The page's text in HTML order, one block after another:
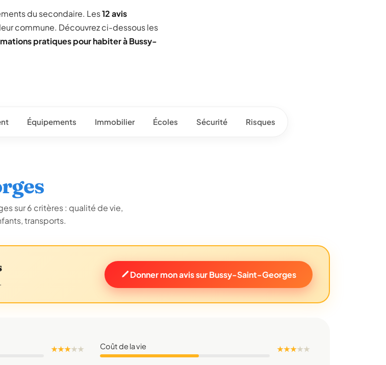
du secondaire. Les12 avis
commune. Découvrez ci-dessous les
pratiques pour habiter à Bussy-
Équipements Immobilier Écoles Sécurité Risques
sur 6 critères : qualité de vie,
transports.
Donner mon avis sur Bussy-Saint-Georges
★ ★ ★★★ Coût de la vie ★ ★ ★★★